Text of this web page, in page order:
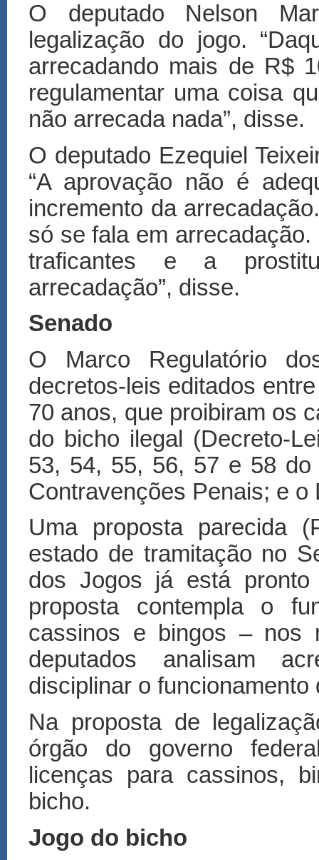
O deputado Nelson
legalização do jogo.
arrecadando mais de R$
regulamentar uma coisa
não arrecada nada”, disse.
O deputado Ezequiel
“A aprovação não é
incremento da
só se fala em
traficantes e a
arrecadação”, disse.
Senado
O Marco Regulatório
decretos-leis editados
70 anos, que proibiram os
do bicho ilegal (Decreto-
53, 54, 55, 56, 57 e 58 do
Contravenções Penais; e o
Uma proposta parecida
estado de tramitação no
dos Jogos já está
proposta contempla o
cassinos e bingos – nos
deputados analisam
disciplinar o
Na proposta de
órgão do governo
licenças para cassinos,
bicho.
Jogo do bicho